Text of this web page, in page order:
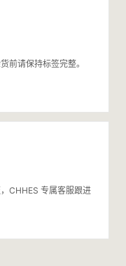
前请保持标签完整。
CHHES 专属客服跟进